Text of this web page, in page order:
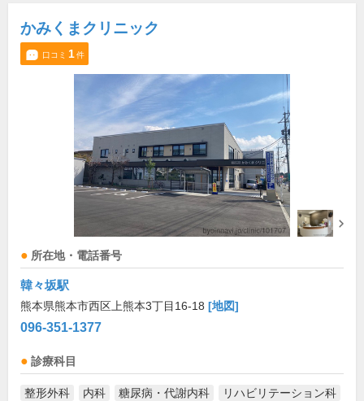
かみくまクリニック
口コミ 1件
所在地・電話番号
韓々坂駅
熊本県熊本市西区上熊本3丁目16-18 [地図]
096-351-1377
診療科目
整形外科 内科 糖尿病・代謝内科 リハビリテーション科